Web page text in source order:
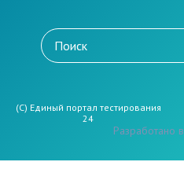
(C) Единый портал тестирования
24
Разработано в